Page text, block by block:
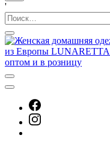
'
Найти: